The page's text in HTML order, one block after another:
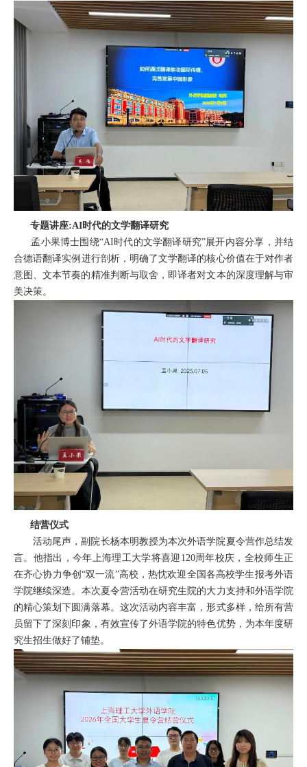
专题讲座:AI时代的文学翻译研究
孟小果博士围绕“AI时代的文学翻译研究”展开内容分享，并结
合德语翻译实例进行剖析， 明确了文学翻译的核心价值在于对作者
意图、文本节奏的精准判断与取舍， 即译者对文本的深度理解与审
美决策。
结营仪式
活动尾声， 副院长杨本明教授为本次外语学院夏令营作总结发
言。他指出，今年上海理工大学将喜迎 120周年校庆，全校师生正
在齐心协力争创“双一流”高校，热忱欢迎全国各高校学生报考外语
学院继续深造。 本次夏令营活动在研究生院的大力支持和外语学院
的精心策划下圆满落幕。这次活动内容丰富，形式多样， 给所有营
员留下了深刻 印象，有效宣传了外语学院的特色优势，为本年度研
究生招生做好了铺垫。